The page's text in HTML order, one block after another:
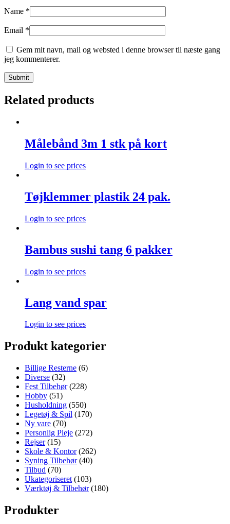
Name *
Email *
Gem mit navn, mail og websted i denne browser til næste gang
jeg kommenterer.
Related products
Målebånd 3m 1 stk på kort
Login to see prices
Tøjklemmer plastik 24 pak.
Login to see prices
Bambus sushi tang 6 pakker
Login to see prices
Lang vand spar
Login to see prices
Produkt kategorier
Billige Resterne (6)
Diverse (32)
Fest Tilbehør (228)
Hobby (51)
Husholdning (550)
Legetøj & Spil (170)
Ny vare (70)
Personlig Pleje (272)
Rejser (15)
Skole & Kontor (262)
Syning Tilbehør (40)
Tilbud (70)
Ukategoriseret (103)
Værktøj & Tilbehør (180)
Produkter